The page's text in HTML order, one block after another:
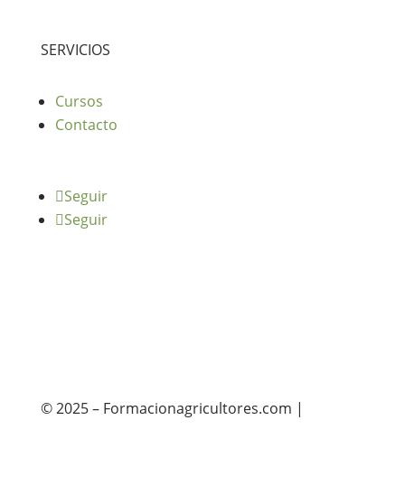
SERVICIOS
Cursos
Contacto
Seguir
Seguir
© 2025 – Formacionagricultores.com |